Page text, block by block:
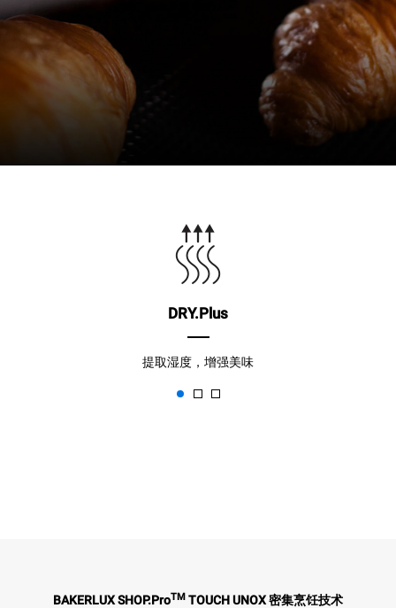
DRY.Plus
提取湿度，增强美味
BAKERLUX SHOP.ProTM TOUCH UNOX 密集烹饪技术